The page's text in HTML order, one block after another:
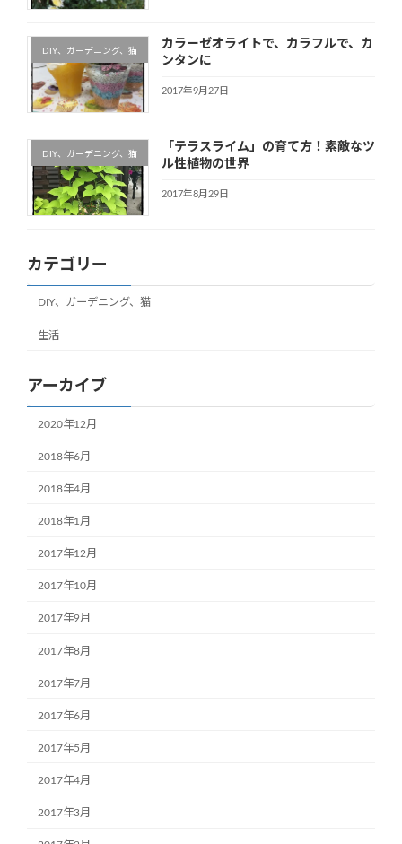
DIY、ガーデニング、猫
カラーゼオライトで、カラフルで、カ
ンタンに
2017年9月27日
DIY、ガーデニング、猫
「テラスライム」の育て方！素敵なツ
ル性植物の世界
2017年8月29日
カテゴリー
DIY、ガーデニング、猫
生活
アーカイブ
2020年12月
2018年6月
2018年4月
2018年1月
2017年12月
2017年10月
2017年9月
2017年8月
2017年7月
2017年6月
2017年5月
2017年4月
2017年3月